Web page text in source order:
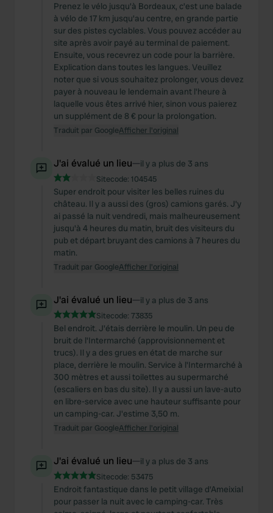
Prenez le vélo jusqu'à Bordeaux, c'est une balade
à vélo de 17 km jusqu'au centre, en grande partie
sur des pistes cyclables. Vous pouvez accéder au
site après avoir payé au terminal de paiement.
Ensuite, vous recevrez un code pour la barrière.
Explication dans toutes les langues. Veuillez
noter que si vous souhaitez prolonger, vous devez
payer à nouveau le lendemain avant l'heure à
laquelle vous êtes arrivé hier, sinon vous paierez
un supplément de 8 € pour la prolongation.
Traduit par GoogleAfficher l'original
J'ai évalué un lieu—il y a plus de 3 ans
Sitecode: 104545
Super endroit pour visiter les belles ruines du
château. Il y a aussi des (gros) camions garés. J'y
ai passé la nuit vendredi, mais malheureusement
jusqu'à 4 heures du matin, bruit des visiteurs du
pub et départ bruyant des camions à 7 heures du
matin.
Traduit par GoogleAfficher l'original
J'ai évalué un lieu—il y a plus de 3 ans
Sitecode: 73835
Bel endroit. J'étais derrière le moulin. Un peu de
bruit de l'Intermarché (approvisionnement et
trucs). Il y a des grues en état de marche sur
place, derrière le moulin. Service à l'Intermarché à
300 mètres et aussi toilettes au supermarché
(escaliers en bas du site). Il y a aussi un lave-auto
en libre-service avec une hauteur suffisante pour
un camping-car. J'estime 3,50 m.
Traduit par GoogleAfficher l'original
J'ai évalué un lieu—il y a plus de 3 ans
Sitecode: 53475
Endroit fantastique dans le petit village d'Ameixial
pour passer la nuit avec le camping-car. Très